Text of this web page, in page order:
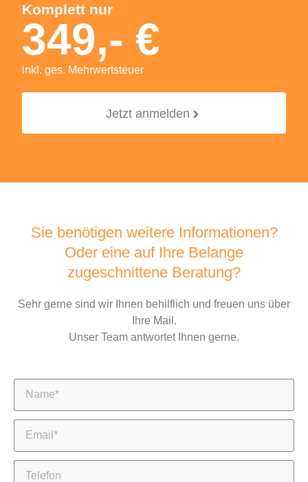
Komplett nur
349,- €
inkl. ges. Mehrwertsteuer
Jetzt anmelden
Sie benötigen weitere Informationen?
Oder eine auf Ihre Belange
zugeschnittene Beratung?
Sehr gerne sind wir Ihnen behilflich und freuen uns über
Ihre Mail.
Unser Team antwortet Ihnen gerne.